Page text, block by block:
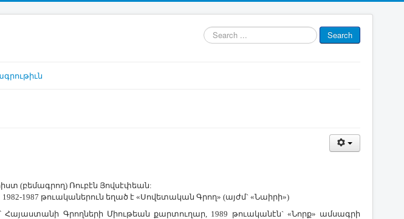
Search
...
Search
(բե­մագ­րող) ­Ռու­բէն ­Յով­սէ­փեան:
1987 թո­ւա­կա­նե­րուն ե­ղած է «­Սո­վե­տա­կան Գ­րող» (այժմ` «­Նաի­րի»)
­Հա­յաս­տա­նի Գ­րող­նե­րի ­Միու­թեան քար­տու­ղար, 1989 թո­ւա­կա­նէն` «­Նորք» ամ­սագ­րի